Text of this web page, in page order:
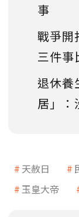
事
戰爭開
三件事
退休養
居」：
天赦日
玉皇大帝